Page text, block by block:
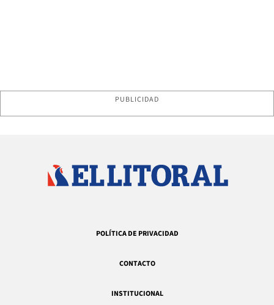
PUBLICIDAD
POLÍTICA DE PRIVACIDAD
CONTACTO
INSTITUCIONAL